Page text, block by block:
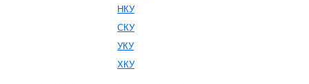
НКУ
СКУ
УКУ
ХКУ